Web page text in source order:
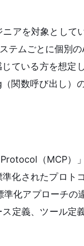
アを対象として
テムごとに個別
ている方を想定
関数呼び出し）
（MCP）
化されたプロト
化アプローチの
定義、ツール定